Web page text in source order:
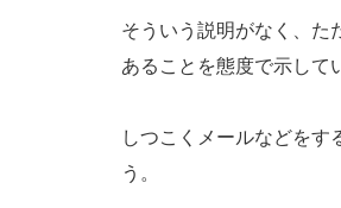
そういう説明がなく、た
あることを態度で示して
しつこくメールなどをす
う。